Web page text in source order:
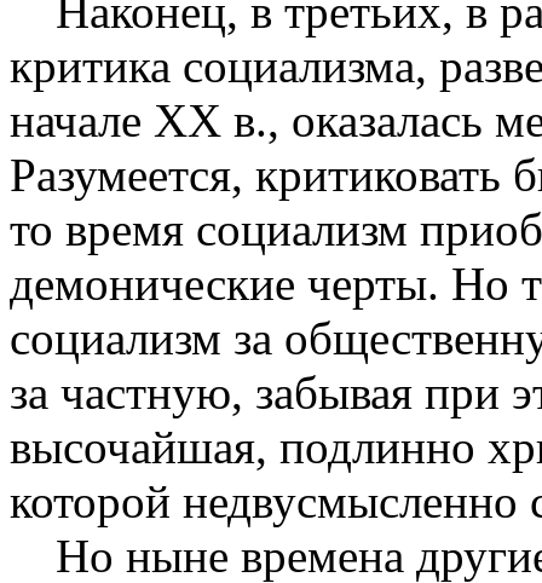
Наконец, в третьих, в
критика социа­лизма,
начале XX в., оказалась
Разумеется,
то время социализм
демоничес­кие черты. Но
социализм за
за частную, забывая при
высочайшая, подлинно
которой недвусмысленно
Но ныне времена